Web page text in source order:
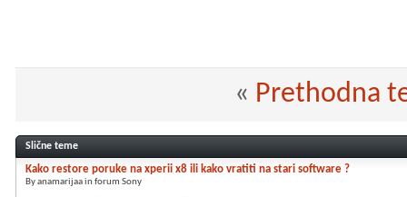
« Prethodna
Slične teme
Kako restore poruke na xperii x8 ili kako vratiti na stari software ?
By anamarijaa in forum Sony